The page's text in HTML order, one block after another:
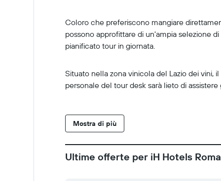
Coloro che preferiscono mangiare
possono approfittare di un'ampia selezione
pianificato tour in giornata.
Situato nella zona vinicola del Lazio dei vini,
personale del tour desk sarà lieto di
Mostra di più
Ultime offerte per iH Hotels